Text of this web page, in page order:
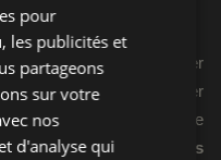
équilibre. Il peut regarder
lasouthern soul
, intégrer
revenir à quelque chose
influences de
Charles
pour
les publicités et
partageons
sur votre
nos
d'analyse qui